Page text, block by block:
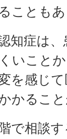
こともあ
知症は
いこと
を感じ
かること
で相談